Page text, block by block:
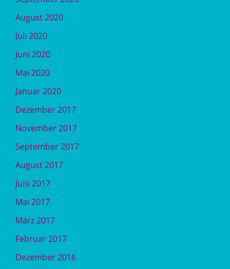
August 2020
Juli 2020
Juni 2020
Mai 2020
Januar 2020
Dezember 2017
November 2017
September 2017
August 2017
Juni 2017
Mai 2017
März 2017
Februar 2017
Dezember 2016